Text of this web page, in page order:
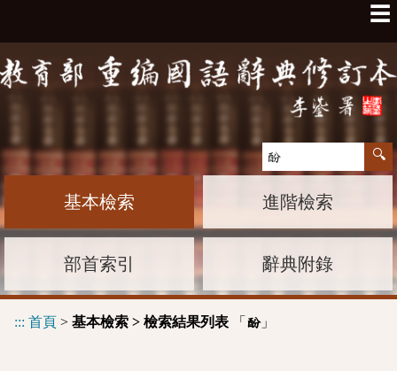
☰
基本檢索 進階檢索
部首索引 辭典附錄
::: 首頁 > 基本檢索 > 檢索結果列表 「 酚」